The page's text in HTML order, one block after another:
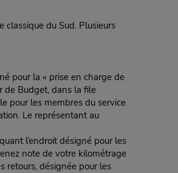
du Sud. Plusieurs
pour la « prise en charge de
de Budget, dans la file
pour les membres du service
Le représentant au
l’endroit désigné pour les
note de votre kilométrage
retours, désignée pour les